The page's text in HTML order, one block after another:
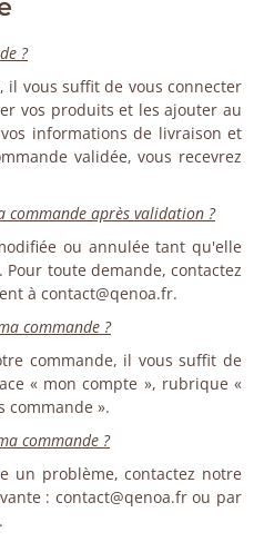
?
il vous suffit de vous connecter
vos produits et les ajouter au
informations de livraison et
validée, vous recevrez
commande après validation ?
ou annulée tant qu'elle
Pour toute demande, contactez
à contact@qenoa.fr.
commande ?
commande, il vous suffit de
« mon compte », rubrique «
commande ».
commande ?
un problème, contactez notre
: contact@qenoa.fr ou par